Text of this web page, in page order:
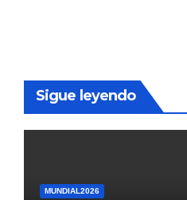
Sigue leyendo
MUNDIAL2026